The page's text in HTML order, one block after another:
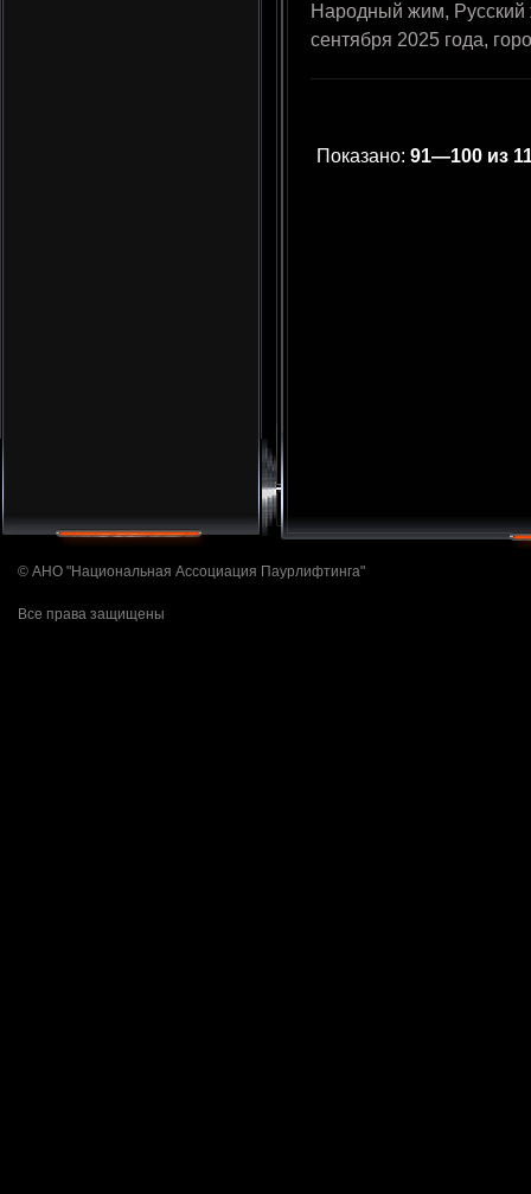
Народный жим, Русский
сентября 2025 года,
Показано: 91—100 из
© АНО "Национальная Ассоциация Паурлифтинга"
Все права защищены